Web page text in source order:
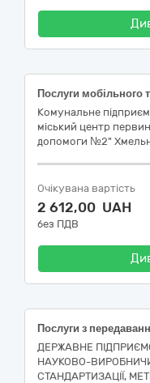
Комунальне
міський центр
допомоги №2"
Очікувана вартість
2 612,00 UAH
без ПДВ
ДЕРЖАВНЕ
НАУКОВО-
СТАНДАРТИЗАЦІЇ,